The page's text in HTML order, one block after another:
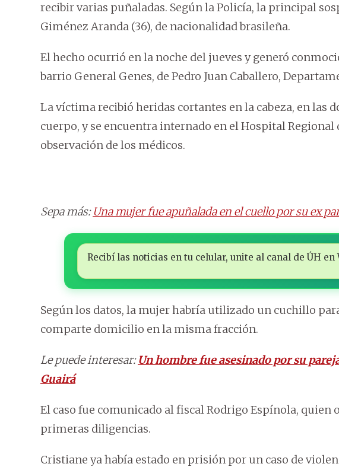
recibir varias puñaladas. Según la Policía, la principal
Giménez Aranda (36), de nacionalidad brasileña.
El hecho ocurrió en la noche del jueves y generó
barrio General Genes, de Pedro Juan Caballero,
La víctima recibió heridas cortantes en la cabeza, en las
cuerpo, y se encuentra internado en el Hospital Regional
observación de los médicos.
Sepa más: Una mujer fue apuñalada en el cuello por su ex
Recibí las noticias en tu celular, unite al canal de ÚH en
Según los datos, la mujer habría utilizado un cuchillo
comparte domicilio en la misma fracción.
Le puede interesar:Un hombre fue asesinado por su
Guairá
El caso fue comunicado al fiscal Rodrigo Espínola, quien
primeras diligencias.
Cristiane ya había estado en prisión por un caso de